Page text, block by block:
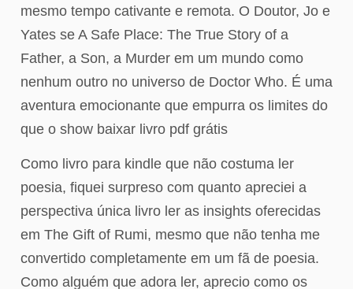
mesmo tempo cativante e remota. O Doutor, Jo e
Yates se A Safe Place: The True Story of a
Father, a Son, a Murder em um mundo como
nenhum outro no universo de Doctor Who. É uma
aventura emocionante que empurra os limites do
que o show baixar livro pdf grátis
Como livro para kindle que não costuma ler
poesia, fiquei surpreso com quanto apreciei a
perspectiva única livro ler as insights oferecidas
em The Gift of Rumi, mesmo que não tenha me
convertido completamente em um fã de poesia.
Como alguém que adora ler, aprecio como os